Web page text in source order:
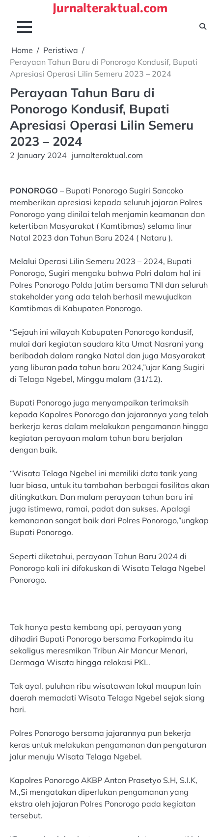
content
Jurnalteraktual.com
Home
Peristiwa
Perayaan Tahun Baru di Ponorogo Kondusif, Bupati
Apresiasi Operasi Lilin Semeru 2023 – 2024
Perayaan Tahun Baru di
Ponorogo Kondusif, Bupati
Apresiasi Operasi Lilin Semeru
2023 – 2024
2 January 2024 jurnalteraktual.com
PONOROGO – Bupati Ponorogo Sugiri Sancoko
memberikan apresiasi kepada seluruh jajaran Polres
Ponorogo yang dinilai telah menjamin keamanan dan
ketertiban Masyarakat ( Kamtibmas) selama linur
Natal 2023 dan Tahun Baru 2024 ( Nataru ).
Melalui Operasi Lilin Semeru 2023 – 2024, Bupati
Ponorogo, Sugiri mengaku bahwa Polri dalam hal ini
Polres Ponorogo Polda Jatim bersama TNI dan seluruh
stakeholder yang ada telah berhasil mewujudkan
Kamtibmas di Kabupaten Ponorogo.
“Sejauh ini wilayah Kabupaten Ponorogo kondusif,
mulai dari kegiatan saudara kita Umat Nasrani yang
beribadah dalam rangka Natal dan juga Masyarakat
yang liburan pada tahun baru 2024,”ujar Kang Sugiri
di Telaga Ngebel, Minggu malam (31/12).
Bupati Ponorogo juga menyampaikan terimaksih
kepada Kapolres Ponorogo dan jajarannya yang telah
berkerja keras dalam melakukan pengamanan hingga
kegiatan perayaan malam tahun baru berjalan
dengan baik.
“Wisata Telaga Ngebel ini memiliki data tarik yang
luar biasa, untuk itu tambahan berbagai fasilitas akan
ditingkatkan. Dan malam perayaan tahun baru ini
juga istimewa, ramai, padat dan sukses. Apalagi
kemananan sangat baik dari Polres Ponorogo,”ungkap
Bupati Ponorogo.
Seperti diketahui, perayaan Tahun Baru 2024 di
Ponorogo kali ini difokuskan di Wisata Telaga Ngebel
Ponorogo.
Tak hanya pesta kembang api, perayaan yang
dihadiri Bupati Ponorogo bersama Forkopimda itu
sekaligus meresmikan Tribun Air Mancur Menari,
Dermaga Wisata hingga relokasi PKL.
Tak ayal, puluhan ribu wisatawan lokal maupun lain
daerah memadati Wisata Telaga Ngebel sejak siang
hari.
Polres Ponorogo bersama jajarannya pun bekerja
keras untuk melakukan pengamanan dan pengaturan
jalur menuju Wisata Telaga Ngebel.
Kapolres Ponorogo AKBP Anton Prasetyo S.H, S.I.K,
M.,Si mengatakan diperlukan pengamanan yang
ekstra oleh jajaran Polres Ponorogo pada kegiatan
tersebut.